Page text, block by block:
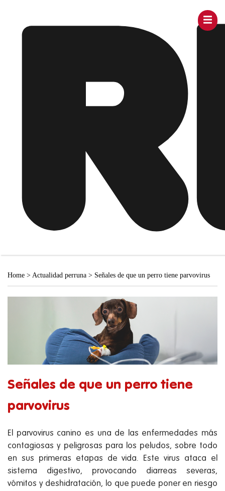
Home > Actualidad perruna > Señales de que un perro tiene parvovirus
Señales de que un perro tiene
parvovirus
El parvovirus canino es una de las enfermedades más
contagiosas y peligrosas para los peludos, sobre todo
en sus primeras etapas de vida. Este virus ataca el
sistema digestivo, provocando diarreas severas,
vómitos y deshidratación, lo que puede poner en riesgo